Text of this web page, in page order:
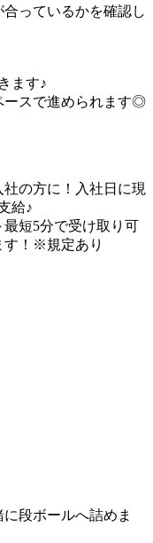
っているかを確認し
ます♪
ースで進められます◎
社の方に！入社日に現
給♪
最短5分で受け取り可
す！※規定あり
段ボールへ詰めま